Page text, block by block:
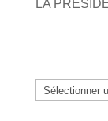
LA
Archives